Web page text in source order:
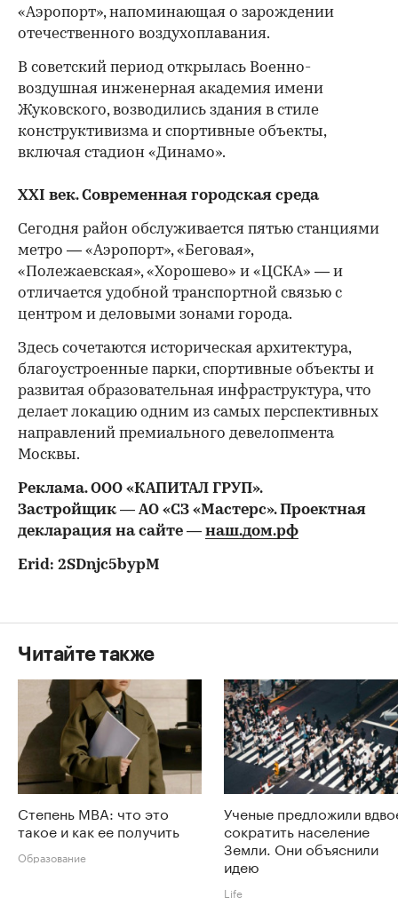
«Аэропорт», напоминающая о зарождении
отечественного воздухоплавания.
В советский период открылась Военно-
воздушная инженерная академия имени
Жуковского, возводились здания в стиле
конструктивизма и спортивные объекты,
включая стадион «Динамо».
XXI век. Современная городская среда
Сегодня район обслуживается пятью станциями
метро — «Аэропорт», «Беговая»,
«Полежаевская», «Хорошево» и «ЦСКА» — и
отличается удобной транспортной связью с
центром и деловыми зонами города.
Здесь сочетаются историческая архитектура,
благоустроенные парки, спортивные объекты и
развитая образовательная инфраструктура, что
делает локацию одним из самых перспективных
направлений премиального девелопмента
Москвы.
Реклама. ООО «КАПИТАЛ ГРУП».
Застройщик — АО «СЗ «Мастерс». Проектная
декларация на сайте — наш.дом.рф
Erid: 2SDnjc5bypM
Читайте также
Степень MBA: что это
такое и как ее получить
Образование
Ученые предложили
сократить население
Земли. Они объяснили
идею
Life